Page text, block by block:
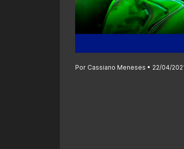
Por Cassiano Meneses • 22/04/